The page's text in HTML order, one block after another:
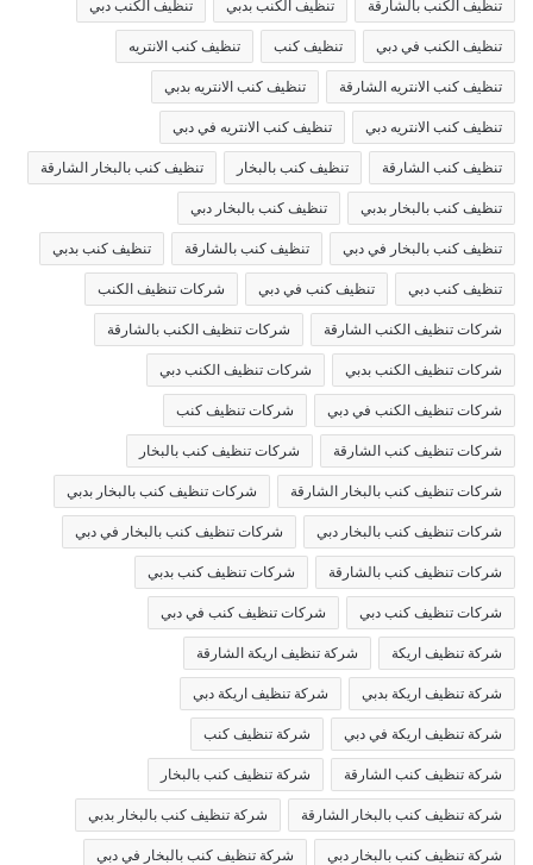
تنظيف الكنب بالشارقة تنظيف الكنب بدبي تنظيف الكنب دبي
تنظيف الكنب في دبي تنظيف كنب تنظيف كنب الانتريه
تنظيف كنب الانتريه الشارقة تنظيف كنب الانتريه بدبي
تنظيف كنب الانتريه دبي تنظيف كنب الانتريه في دبي
تنظيف كنب الشارقة تنظيف كنب بالبخار تنظيف كنب بالبخار الشارقة
تنظيف كنب بالبخار بدبي تنظيف كنب بالبخار دبي
تنظيف كنب بالبخار في دبي تنظيف كنب بالشارقة تنظيف كنب بدبي
تنظيف كنب دبي تنظيف كنب في دبي شركات تنظيف الكنب
شركات تنظيف الكنب الشارقة شركات تنظيف الكنب بالشارقة
شركات تنظيف الكنب بدبي شركات تنظيف الكنب دبي
شركات تنظيف الكنب في دبي شركات تنظيف كنب
شركات تنظيف كنب الشارقة شركات تنظيف كنب بالبخار
شركات تنظيف كنب بالبخار الشارقة شركات تنظيف كنب بالبخار بدبي
شركات تنظيف كنب بالبخار دبي شركات تنظيف كنب بالبخار في دبي
شركات تنظيف كنب بالشارقة شركات تنظيف كنب بدبي
شركات تنظيف كنب دبي شركات تنظيف كنب في دبي
شركة تنظيف اريكة شركة تنظيف اريكة الشارقة
شركة تنظيف اريكة بدبي شركة تنظيف اريكة دبي
شركة تنظيف اريكة في دبي شركة تنظيف كنب
شركة تنظيف كنب الشارقة شركة تنظيف كنب بالبخار
شركة تنظيف كنب بالبخار الشارقة شركة تنظيف كنب بالبخار بدبي
شركة تنظيف كنب بالبخار دبي شركة تنظيف كنب بالبخار في دبي